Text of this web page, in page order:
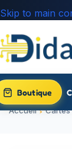
Skip to main
Boutique
Accueil Cartes